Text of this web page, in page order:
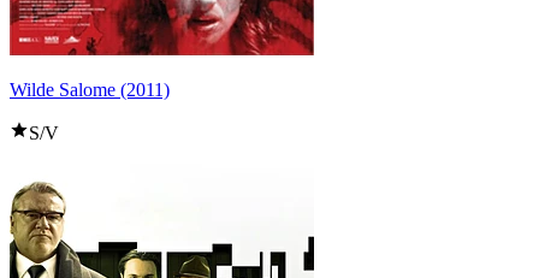
Wilde Salome (2011)
S/V